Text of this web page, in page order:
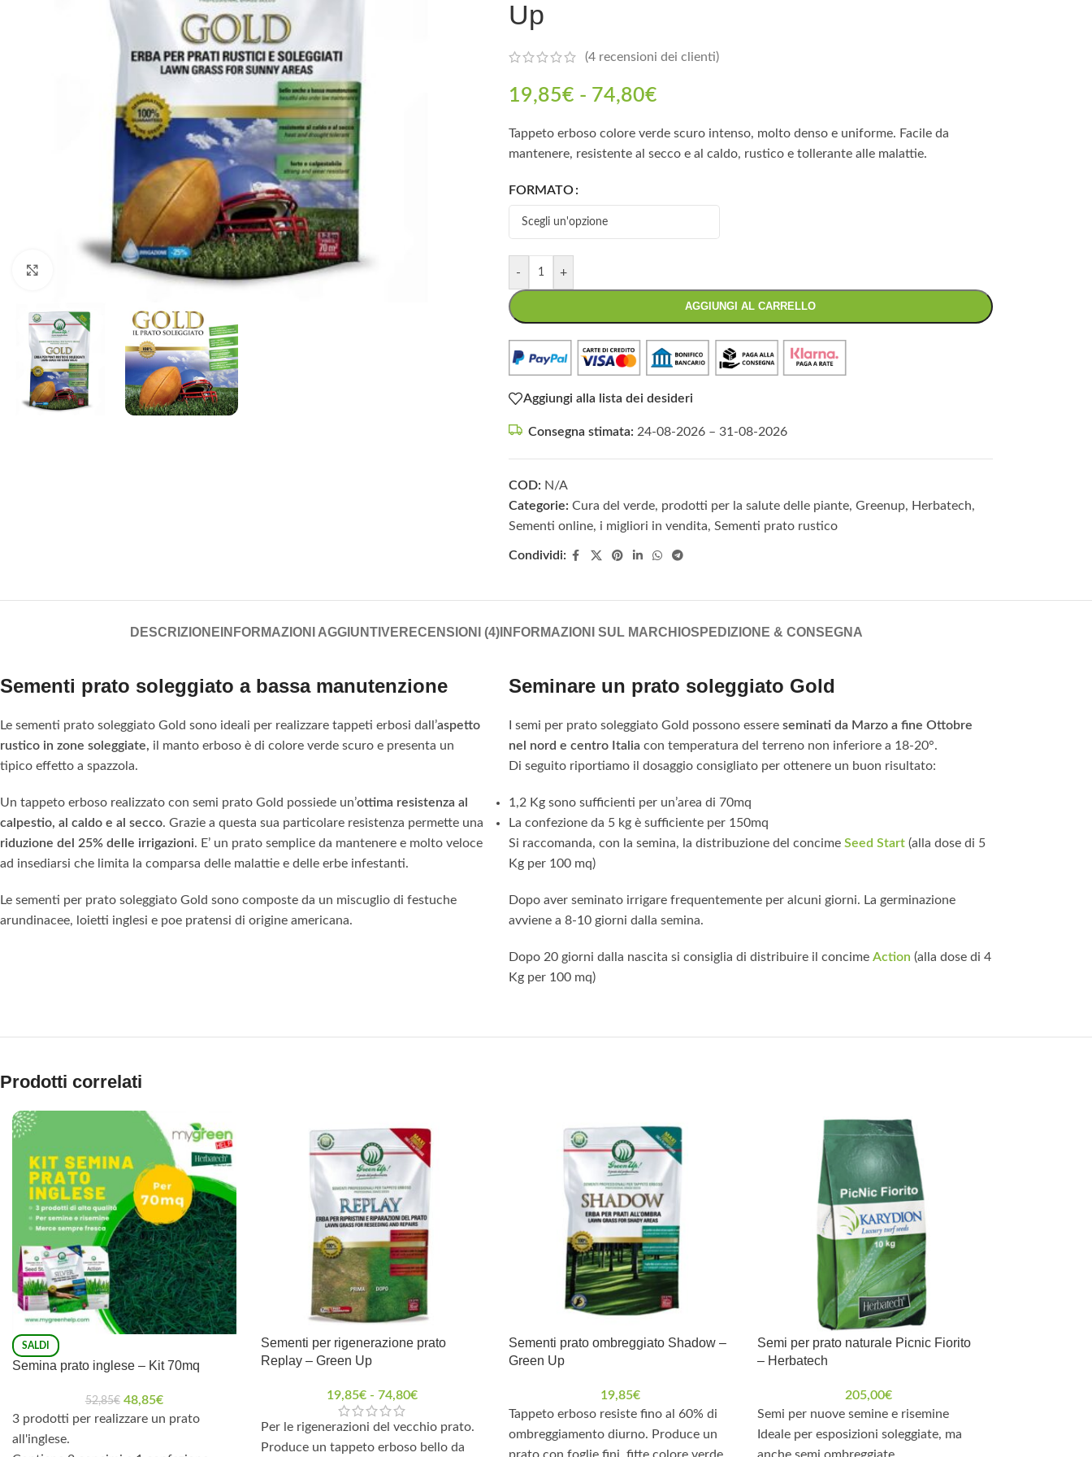
Clicca per ingrandire
Up
(4recensioni dei clienti)
19,85€ - 74,80€
Tappeto erboso colore verde scuro intenso, molto denso e uniforme. Facile da
mantenere, resistente al secco e al caldo, rustico e tollerante alle malattie.
FORMATO
- +
AGGIUNGI AL CARRELLO
Aggiungi alla lista dei desideri
Consegna stimata: 24-08-2026 – 31-08-2026
COD: N/A
Categorie: Cura del verde, prodotti per la salute delle piante, Greenup, Herbatech,
Sementi online, i migliori in vendita, Sementi prato rustico
Condividi:
DESCRIZIONE INFORMAZIONI AGGIUNTIVE RECENSIONI (4) INFORMAZIONI SUL MARCHIOSPEDIZIONE & CONSEGNA
Sementi prato soleggiato a bassa manutenzione
Le sementi prato soleggiato Gold sono ideali per realizzare tappeti erbosi dall’aspetto
rustico in zone soleggiate, il manto erboso è di colore verde scuro e presenta un
tipico effetto a spazzola.
Un tappeto erboso realizzato con semi prato Gold possiede un’ottima resistenza al
calpestio, al caldo e al secco. Grazie a questa sua particolare resistenza permette una
riduzione del 25% delle irrigazioni. E’ un prato semplice da mantenere e molto veloce
ad insediarsi che limita la comparsa delle malattie e delle erbe infestanti.
Le sementi per prato soleggiato Gold sono composte da un miscuglio di festuche
arundinacee, loietti inglesi e poe pratensi di origine americana.
Seminare un prato soleggiato Gold
I semi per prato soleggiato Gold possono essere seminati da Marzo a fine Ottobre
nel nord e centro Italia con temperatura del terreno non inferiore a 18-20°.
Di seguito riportiamo il dosaggio consigliato per ottenere un buon risultato:
1,2 Kg sono sufficienti per un’area di 70mq
La confezione da 5 kg è sufficiente per 150mq
Si raccomanda, con la semina, la distribuzione del concime Seed Start (alla dose di 5
Kg per 100 mq)
Dopo aver seminato irrigare frequentemente per alcuni giorni. La germinazione
avviene a 8-10 giorni dalla semina.
Dopo 20 giorni dalla nascita si consiglia di distribuire il concime Action (alla dose di 4
Kg per 100 mq)
Prodotti correlati
SALDI
Semina prato inglese – Kit 70mq
52,85€ 48,85€
3 prodotti per realizzare un prato
all'inglese.
Sementi per rigenerazione prato
Replay – Green Up
19,85€ - 74,80€
Per le rigenerazioni del vecchio prato.
Produce un tappeto erboso bello da
Sementi prato ombreggiato Shadow –
Green Up
19,85€
Tappeto erboso resiste fino al 60% di
ombreggiamento diurno. Produce un
Semi per prato naturale Picnic Fiorito
– Herbatech
205,00€
Semi per nuove semine e risemine
Ideale per esposizioni soleggiate, ma